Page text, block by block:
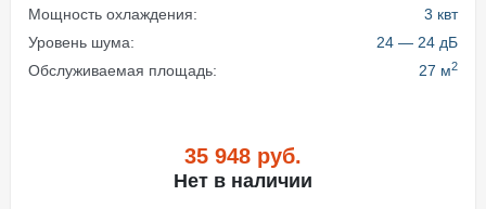
Мощность охлаждения:
3 квт
Уровень шума:
24 — 24 дБ
Обслуживаемая площадь:
27 м2
35 948 руб.
Нет в наличии